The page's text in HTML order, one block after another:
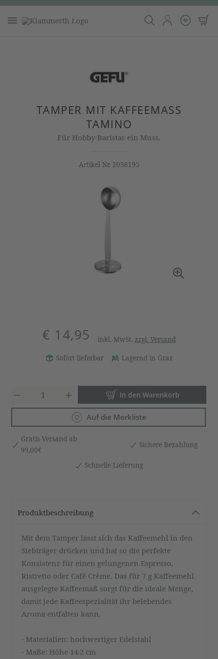
TAMPER MIT KAFFEEMASS T
AMINO
Für Hobby-Baristas ein Muss.
Artikel Nr. 2038195
€ 14,95 inkl. MwSt. zzgl. Versand
Sofort lieferbar Lagernd in Graz
Produkt Anzahl: Gib den
In den Warenkorb
Auf die Merkliste
Gratis Versand ab
99,00€
Sichere Bezahlung
Schnelle Lieferung
Produktbeschreibung
Mit dem Tamper lässt sich das Kaffeemehl in den
Siebträger drücken und hat so die perfekte
Konsistenz für einen gelungenen Espresso,
Ristretto oder Café Crème. Das für 7 g Kaffeemehl
ausgelegte Kaffeemaß sorgt für die ideale Menge,
damit jede Kaffeespezialität ihr belebendes
Aroma entfalten kann.
- Materialien: hochwertiger Edelstahl
- Maße: Höhe 14.2 cm